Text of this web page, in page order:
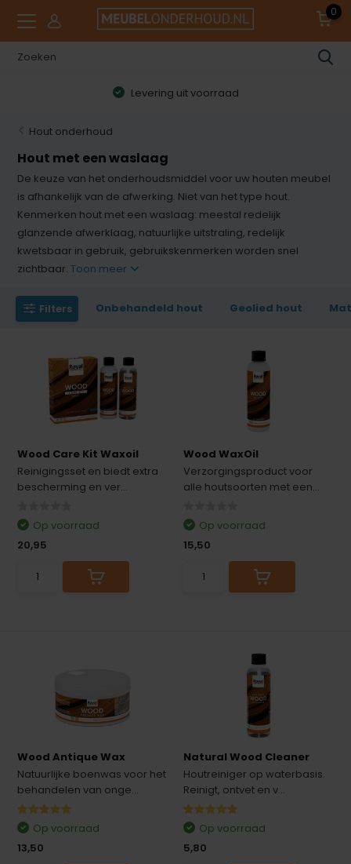
0
Levering uit voorraad
Hout onderhoud
Hout met een waslaag
De keuze van het onderhoudsmiddel voor uw houten meubel
is afhankelijk van de afwerking. Niet van het type hout.
Kenmerken hout met een waslaag: meestal redelijk
glanzende afwerklaag, natuurlijke uitstraling, redelijk
kwetsbaar in gebruik, gebruikskenmerken worden snel
zichtbaar.Toon meer
Filters Onbehandeld hout Geolied hout
Wood Care Kit Waxoil
Reinigingsset en biedt extra
bescherming en ver...
Op voorraad
20,95
Wood WaxOil
Verzorgingsproduct voor
alle houtsoorten met een...
Op voorraad
15,50
Wood Antique Wax
Natuurlijke boenwas voor het
behandelen van onge...
Op voorraad
13,50
Natural Wood Cleaner
Houtreiniger op waterbasis.
Reinigt, ontvet en v...
Op voorraad
5,80